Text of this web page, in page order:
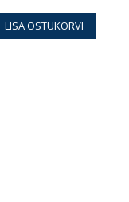
LISA OSTUKORVI